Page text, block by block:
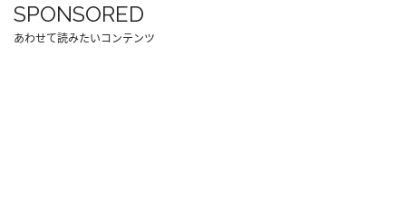
SPONSORED
あわせて読みたいコンテンツ